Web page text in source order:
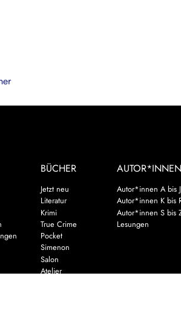
BÜCHER
Jetzt neu
Literatur
Krimi
True Crime
Pocket
Simenon
Salon
Atelier
AUTOR*INNEN
Autor*innen A bis J
Autor*innen K bis
Autor*innen S bis
Lesungen